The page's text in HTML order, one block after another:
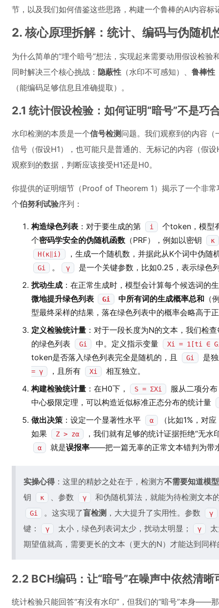
节，以及我们如何借鉴这些思路，构建一个鲁棒的AI内容标
2. 核心原理拆解：统计、编码与伪随机
为什么简单的“埋个暗号”想法，实现起来需要动用假设检验
同时解决三个核心挑战： 隐蔽性 （水印不可感知）、 鲁棒性
（能编码足够信息且准确提取）。
2.1 统计假设检验：如何证明“暗号”不是巧
水印检测的本质是一个信号检测 问题。我们观察到的内容
信号（假设H1），也可能只是普通的、无标记的内容（假
观察到的数据，判断应该接受H1还是H0。
你提供的证明细节（Proof of Theorem 1）揭示了一个非
个伯努利试验序列：
构造绿色列表 ：对于要生成的第 i
个token，模型
个密码学安全的伪随机函数 （PRF），例如以密钥
κ
H(κ∥i)
，生成一个随机数，并据此从K个词中伪随
Gi 。 γ
是一个关键参数，比如0.25，表示绿色
扰动生成 ：在正常生成时，模型会计算每个候选词的
微地提升绿色列表
Gi 中所有词的生成概率总和 （
型最终采样的结果，落在绿色列表中的概率会略高于
定义检验统计量 ：对于一段长度为N的文本，我们检
的绿色列表
Gi 中。定义指示变量 Xi = 1[ti ∈
token是否落入绿色列表完全是随机的，且 Gi 是
= γ ，且所有 Xi
相互独立。
构建检验统计量 ：在H0下， S = ΣXi
服从二项分
中心极限定理，可以构造近似标准正态分布的统计量
做出决策 ：设定一个显著性水平 α
（比如1%，对应
如果
Z > zα ，我们就有足够的统计证据拒绝“无
α 就是误报率——把一篇无辜的正常文本错判为带
实操心得：这里的精妙之处在于，检测方不需要知道模
钥
κ 、参数 γ 和伪随机算法，就能为待检测文本
Gi 。这实现了盲检测 ，大大提升了实用性。参数 γ
键： γ 太小，绿色列表词太少，扰动太明显； γ
期望值就高，需要更长的文本（更大的N）才能达到同
2.2 BCH编码：让“暗号”在噪声中依然清晰
统计检验只能回答“有没有水印”，但我们的“暗号”本身